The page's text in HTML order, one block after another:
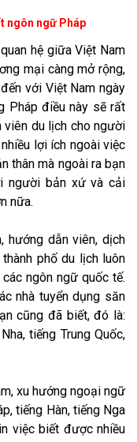
ngôn ngữ Pháp
hệ giữa Việt Nam
mại càng mở rộng,
với Việt Nam ngày
Pháp điều này sẽ rất
viên du lịch cho người
lợi ích ngoài việc
thân mà ngoài ra bạn
người bản xứ và cải
nữa.
hướng dẫn viên, dịch
phố du lịch luôn
ngôn ngữ quốc tế.
nhà tuyển dụng săn
cũng đã biết, đó là:
tiếng Trung Quốc,
xu hướng ngoại ngữ
tiếng Hàn, tiếng Nga
việc biết được nhiều